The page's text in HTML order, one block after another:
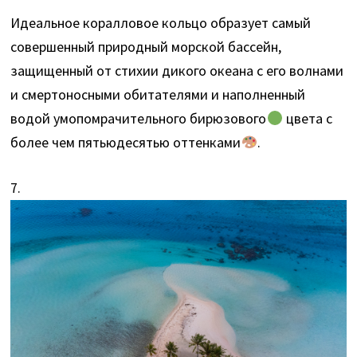
Идеальное коралловое кольцо образует самый
совершенный природный морской бассейн,
защищенный от стихии дикого океана с его волнами
и смертоносными обитателями и наполненный
водой умопомрачительного бирюзового
цвета с
более чем пятьюдесятью оттенками
.
7.